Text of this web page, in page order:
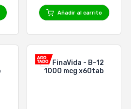
Añadir al carrito